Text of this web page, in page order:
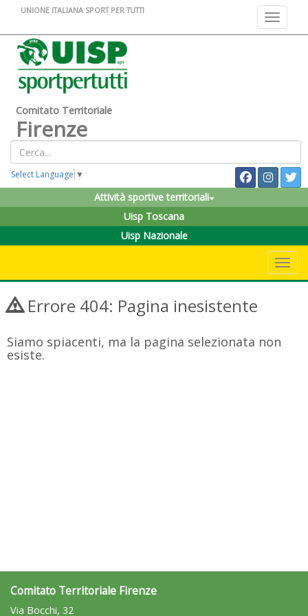
Toggle
UNIONE ITALIANA SPORT PER TUTTI
Comitato Territoriale
Firenze
Select Language ▼
Attività sportive territoriali
Uisp Toscana
Uisp Nazionale
Errore 404: Pagina inesistente
Siamo spiacenti, ma la pagina selezionata non
esiste.
Comitato Territoriale Firenze
Via Bocchi, 32